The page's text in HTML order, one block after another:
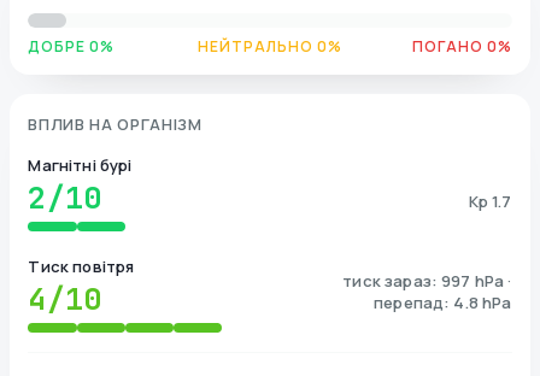
ДОБРЕ 0% НЕЙТРАЛЬНО 0% ПОГАНО 0%
ВПЛИВ НА ОРГАНІЗМ
Магнітні бурі
2/10 Kp 1.7
Тиск повітря
4/10
тиск зараз: 997 hPa ·
перепад: 4.8 hPa